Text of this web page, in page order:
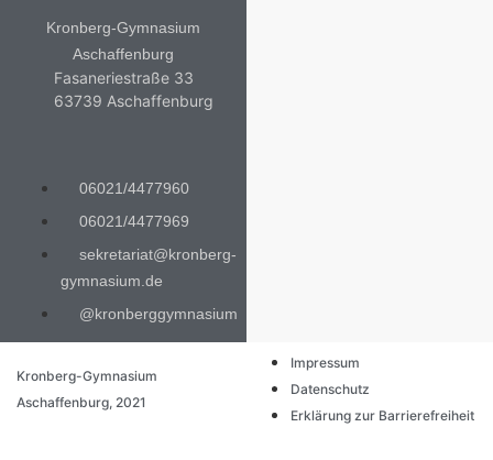
Kronberg-Gymnasium
Aschaffenburg
Fasaneriestraße 33
63739 Aschaffenburg
06021/4477960
06021/4477969
sekretariat@kronberg-
gymnasium.de
@kronberggymnasium
Kronberg-Gymnasium
Aschaffenburg, 2021
Impressum
Datenschutz
Erklärung zur Barrierefreiheit